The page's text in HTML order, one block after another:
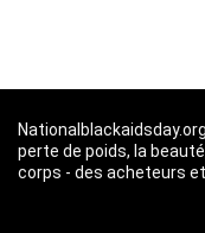
perte de poids, la
corps - des acheteurs